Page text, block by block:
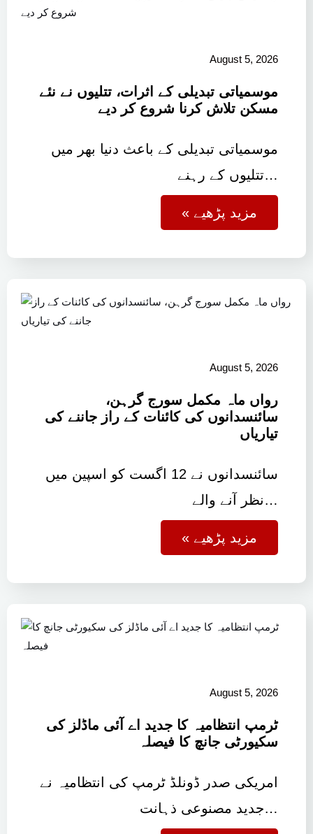
August 5, 2026
موسمیاتی تبدیلی کے اثرات، تتلیوں نے نئے
مسکن تلاش کرنا شروع کر دیے
موسمیاتی تبدیلی کے باعث دنیا بھر میں
تتلیوں کے رہنے…
« مزید پڑھیے
August 5, 2026
رواں ماہ مکمل سورج گرہن،
سائنسدانوں کی کائنات کے راز جاننے کی
تیاریاں
سائنسدانوں نے 12 اگست کو اسپین میں
نظر آنے والے…
« مزید پڑھیے
August 5, 2026
ٹرمپ انتظامیہ کا جدید اے آئی ماڈلز کی
سکیورٹی جانچ کا فیصلہ
امریکی صدر ڈونلڈ ٹرمپ کی انتظامیہ نے
جدید مصنوعی ذہانت…